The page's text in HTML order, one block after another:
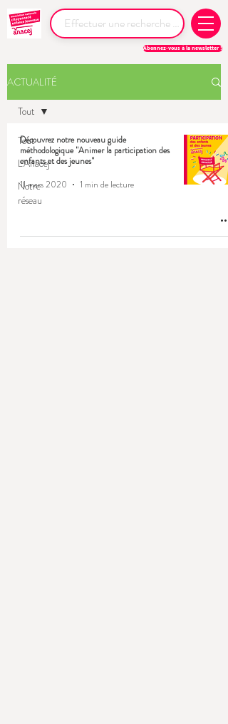
Abonnez-vous à la newsletter !
ACTUALITÉ
Tout
L'Anacej
Notre
réseau
Tout
Découvrez notre nouveau guide
méthodologique "Animer la participation des
enfants et des jeunes"
11 mars 2020
1 min de lecture